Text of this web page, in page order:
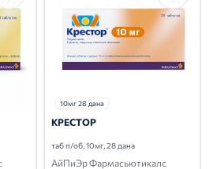
10мг 28 дана
КРЕСТОР
таб п/об, 10мг, 28 дана
АйПиЭр Фармасьютикалс